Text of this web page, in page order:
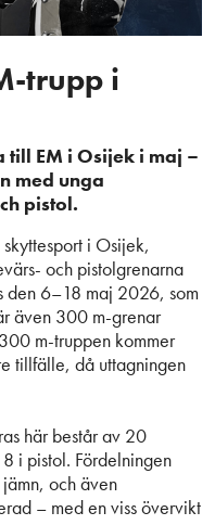
trupp i
EM i Osijek i maj –
med unga
pistol.
i Osijek,
och pistolgrenarna
den 6–18 maj 2026, som
även 300 m-grenar
m-truppen kommer
tillfälle, då uttagningen
här består av 20
i pistol. Fördelningen
och även
– med en viss övervikt